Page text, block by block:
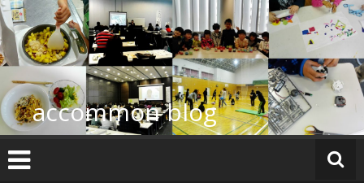
コ
ン
テ
ン
ツ
へ
ス
キ
ッ
accommon blog